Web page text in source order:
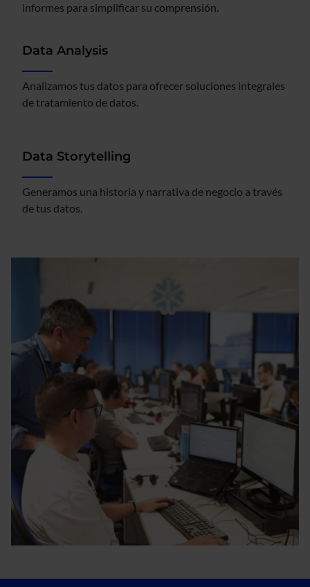
informes para simplificar su comprensión.
Data Analysis
Analizamos tus datos para ofrecer soluciones integrales
de tratamiento de datos.
Data Storytelling
Generamos una historia y narrativa de negocio a través
de tus datos.